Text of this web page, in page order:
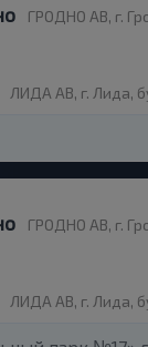
ГРОДНО АВ, г.
ЛИДА АВ, г. Лида,
ГРОДНО АВ, г.
ЛИДА АВ, г. Лида,